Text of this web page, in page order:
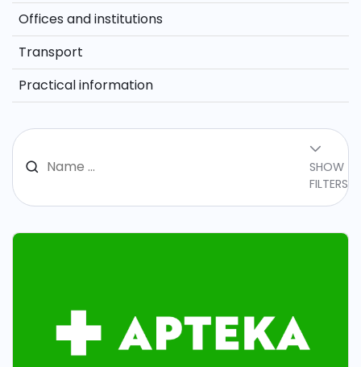
SHOW
FILTERS
Offices and institutions
Transport
Practical information